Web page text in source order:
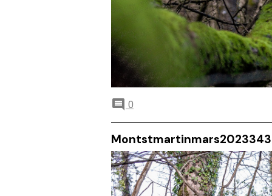
0
Montstmartinmars2023343